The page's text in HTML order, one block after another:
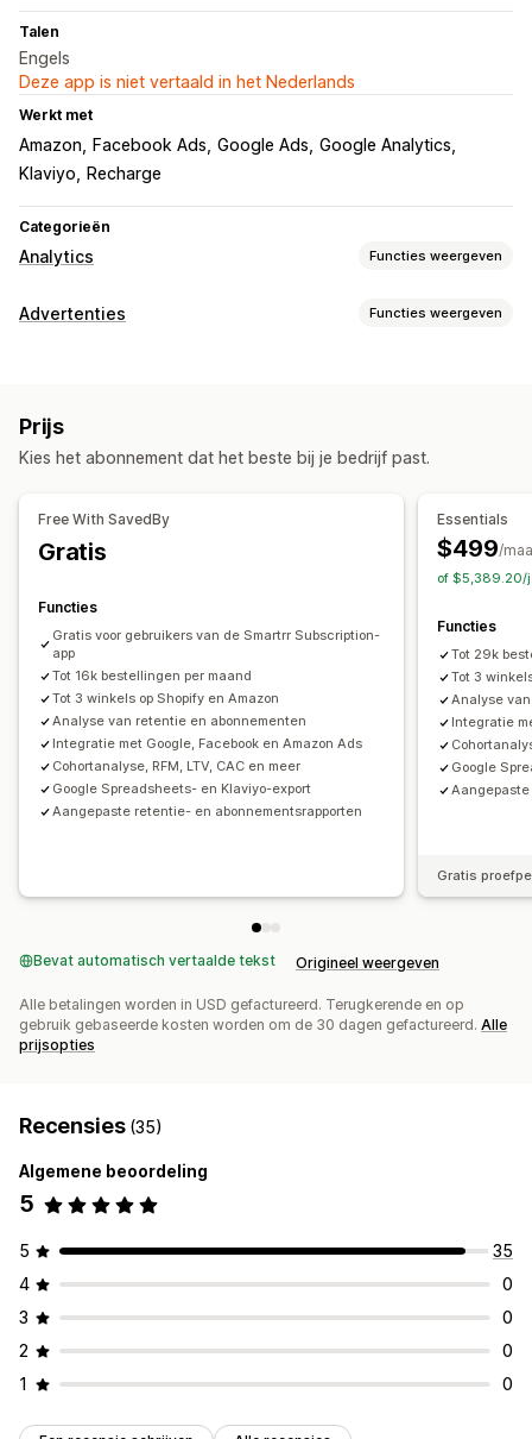
Talen
Engels
Deze app is niet vertaald in het Nederlands
Werkt met
Amazon Facebook Ads Google Ads Google Analytics
Klaviyo
Recharge
Categorieën
Analytics Functies weergeven
Klantgedrag
Marketing en verkopen
ROAS
Inzichten in winst
Funnelanalyse
Pixel-tracking
Analyticsdashboard
Benchmarking
Gegevensexport
Historische analyse
Voorspelling
Advertenties Functies weergeven
Aangepaste doelgroepen
Op basis van evenement Op basis van locatie Gedrag
Bodoptimalisatie
Prestatie-analytics
Prestaties volgen
Advertentie-uitgaven
Betrokkenheidsstatistieken ROI-analyse
Conversietracking Kosten per acquisitie
Dashboards
Demografische analyse Verkeersbron
Prijs
Kies het abonnement dat het beste bij je bedrijf past.
Free With SavedBy
Gratis
Functies
Gratis voor gebruikers van de Smartrr Subscription-
app
Tot 16k bestellingen per maand
Tot 3 winkels op Shopify en Amazon
Analyse van retentie en abonnementen
Integratie met Google, Facebook en Amazon Ads
Cohortanalyse, RFM, LTV, CAC en meer
Google Spreadsheets- en Klaviyo-export
Aangepaste retentie- en abonnementsrapporten
Essentials
$499/
of $5,389.20/
Functies
Tot 29k
Tot 3
Analyse
Integratie
Google
Gratis
Bevat automatisch vertaalde tekst Origineel weergeven
Alle betalingen worden in USD gefactureerd. Terugkerende en op
gebruik gebaseerde kosten worden om de 30 dagen gefactureerd. Alle
prijsopties
Recensies (35)
Algemene beoordeling
5
5
35
4
0
3
0
2
0
1
0